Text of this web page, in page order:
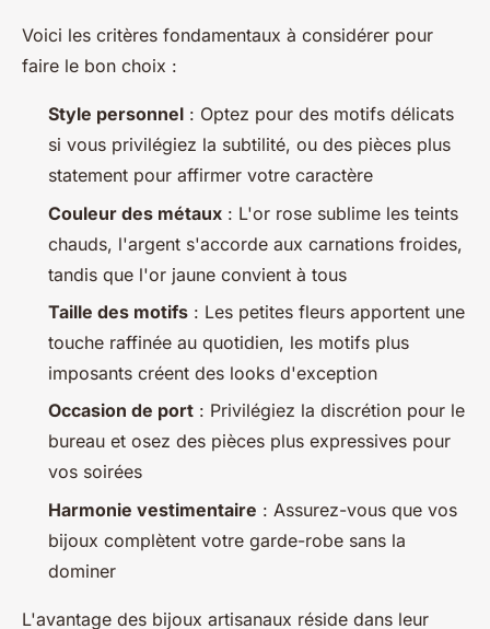
Voici les critères fondamentaux à considérer pour
faire le bon choix :
Style personnel : Optez pour des motifs délicats
si vous privilégiez la subtilité, ou des pièces plus
statement pour affirmer votre caractère
Couleur des métaux : L'or rose sublime les teints
chauds, l'argent s'accorde aux carnations froides,
tandis que l'or jaune convient à tous
Taille des motifs : Les petites fleurs apportent une
touche raffinée au quotidien, les motifs plus
imposants créent des looks d'exception
Occasion de port : Privilégiez la discrétion pour le
bureau et osez des pièces plus expressives pour
vos soirées
Harmonie vestimentaire : Assurez-vous que vos
bijoux complètent votre garde-robe sans la
dominer
L'avantage des bijoux artisanaux réside dans leur